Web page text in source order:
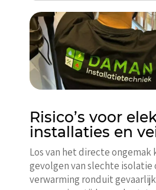
Risico’s voor
installaties en
Los van het directe ongemak
gevolgen van slechte
verwarming ronduit gevaarlijk